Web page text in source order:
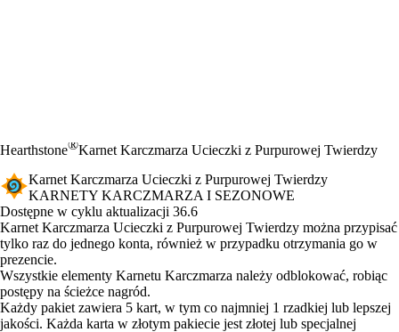
Hearthstone®Karnet Karczmarza Ucieczki z Purpurowej Twierdzy
Karnet Karczmarza Ucieczki z Purpurowej Twierdzy
KARNETY KARCZMARZA I SEZONOWE
Product Notification
Dostępne w cyklu aktualizacji 36.6
Cena
Available actions
Karnet Karczmarza Ucieczki z Purpurowej Twierdzy można przypisać
tylko raz do jednego konta, również w przypadku otrzymania go w
prezencie.
Wszystkie elementy Karnetu Karczmarza należy odblokować, robiąc
postępy na ścieżce nagród.
Każdy pakiet zawiera 5 kart, w tym co najmniej 1 rzadkiej lub lepszej
jakości. Każda karta w złotym pakiecie jest złotej lub specjalnej